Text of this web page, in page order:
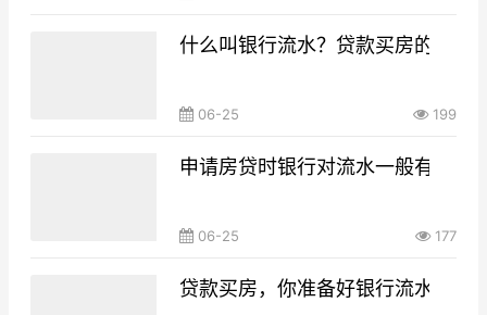
什么叫银行流水？贷款买房的银行
06-25 199
申请房贷时银行对流水一般有什么
06-25 177
贷款买房，你准备好银行流水了吗